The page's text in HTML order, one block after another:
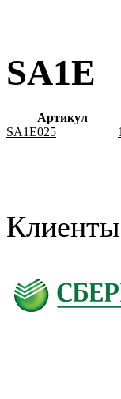
SA1E
Артикул
SA1E025
Клиенты